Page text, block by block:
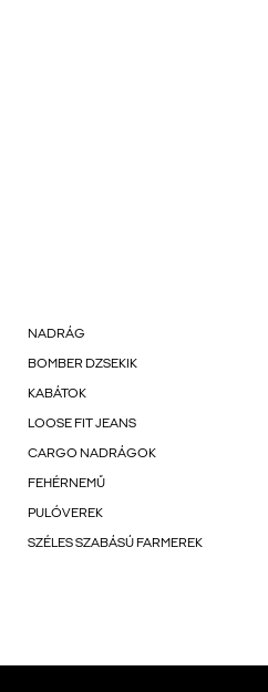
NADRÁG
BOMBER DZSEKIK
KABÁTOK
LOOSE FIT JEANS
CARGO NADRÁGOK
FEHÉRNEMŰ
PULÓVEREK
SZÉLES SZABÁSÚ FARMEREK